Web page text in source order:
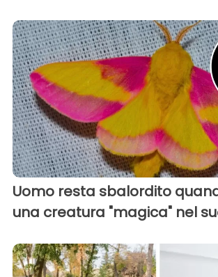
Uomo resta sbalordito
una creatura "magica" nel